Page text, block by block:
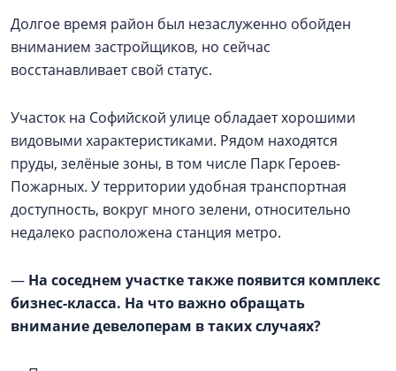
Долгое время район был незаслуженно обойден
вниманием застройщиков, но сейчас
восстанавливает свой статус.
Участок на Софийской улице обладает хорошими
видовыми характеристиками. Рядом находятся
пруды, зелёные зоны, в том числе Парк Героев-
Пожарных. У территории удобная транспортная
доступность, вокруг много зелени, относительно
недалеко расположена станция метро.
— На соседнем участке также появится комплекс
бизнес-класса. На что важно обращать
внимание девелоперам в таких случаях?